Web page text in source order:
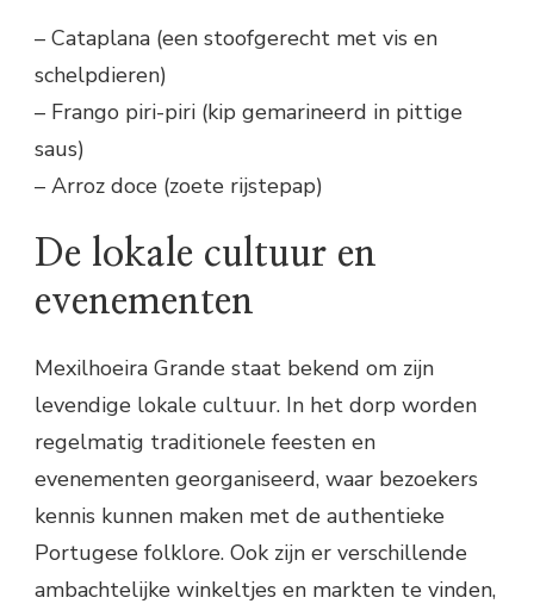
– Cataplana (een stoofgerecht met vis en
schelpdieren)
– Frango piri-piri (kip gemarineerd in pittige
saus)
– Arroz doce (zoete rijstepap)
De lokale cultuur en
evenementen
Mexilhoeira Grande staat bekend om zijn
levendige lokale cultuur. In het dorp worden
regelmatig traditionele feesten en
evenementen georganiseerd, waar bezoekers
kennis kunnen maken met de authentieke
Portugese folklore. Ook zijn er verschillende
ambachtelijke winkeltjes en markten te vinden,